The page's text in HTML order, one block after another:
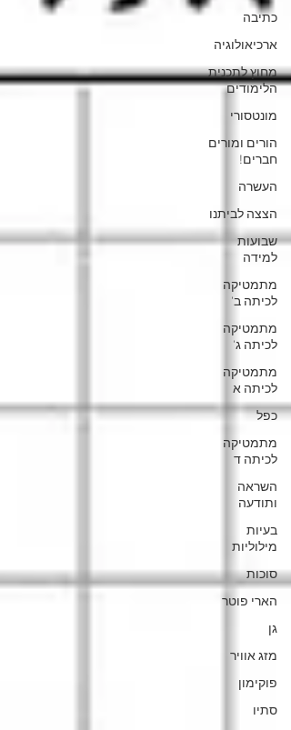
כתיבה
ארכיאולוגיה
מחוץ לתכנית
הלימודים
מונטסורי
הורים ומורים
חברים!
העשרה
הצצה לביתנו
שבועות
למידה
מתמטיקה
לכיתה ב'
מתמטיקה
לכיתה ג'
מתמטיקה
לכיתה א
כפל
מתמטיקה
לכיתה ד
השראה
ותודעה
בעיות
מילוליות
סוכות
הארי פוטר
גן
מזג אוויר
פוקימון
סתיו